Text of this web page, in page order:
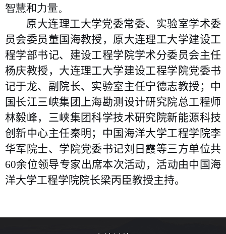
智慧和力量。
原大连理工大学党委常委、实验室学术委
员会委员董国海教授，原大连理工大学建设工
程学部书记、建设工程学院学术分委员会主任
杨庆教授，大连理工大学建设工程学院党委书
记于龙、副院长、实验室主任宁德志教授；中
国长江三峡集团上海勘测设计研究院总工程师
林毅峰，三峡集团科学技术研究院新能源科技
创新中心主任秦明；中国海洋大学工程学院李
华军院士、学院党委书记刘日霞等三方单位共
60余位领导专家出席本次活动，活动由中国海
洋大学工程学院院长梁丙臣教授主持。